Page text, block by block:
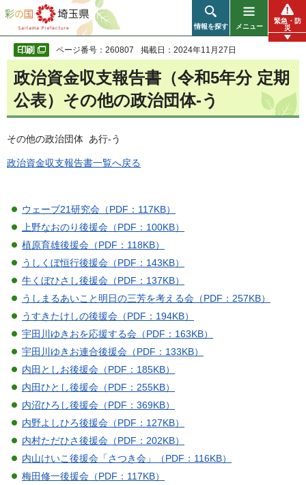
彩の国 埼玉県
情報を探す メニュー
緊急・防
災
ページ番号：260807 掲載日：2024年11月27日
政治資金収支報告書（令和5年分 定期
公表）その他の政治団体-う
その他の政治団体 あ行-う
政治資金収支報告書一覧へ戻る
ウェーブ21研究会（PDF：117KB）
上野なおのり後援会（PDF：100KB）
植原育雄後援会（PDF：118KB）
うしくぼ恒行後援会（PDF：143KB）
牛くぼひさし後援会（PDF：137KB）
うしまるあいこと明日の三芳を考える会（PDF：257KB）
うすきたけしの後援会（PDF：194KB）
宇田川ゆきおを応援する会（PDF：163KB）
宇田川ゆきお連合後援会（PDF：133KB）
内田としお後援会（PDF：185KB）
内田ひとし後援会（PDF：255KB）
内沼ひろし後援会（PDF：369KB）
内野よしひろ後援会（PDF：127KB）
内村ただひさ後援会（PDF：202KB）
内山けいこ後援会「さつき会」（PDF：116KB）
梅田修一後援会（PDF：117KB）